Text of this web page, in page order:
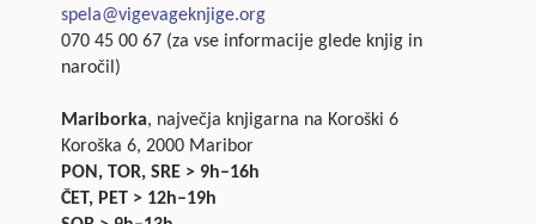
spela@vigevageknjige.org
070 45 00 67 (za vse informacije glede knjig in
naročil)
Mariborka, največja knjigarna na Koroški 6
Koroška 6, 2000 Maribor
PON, TOR, SRE > 9h–16h
ČET, PET > 12h–19h